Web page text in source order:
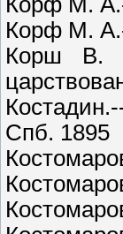
Корф М.
Корш В.
Спб. 1895